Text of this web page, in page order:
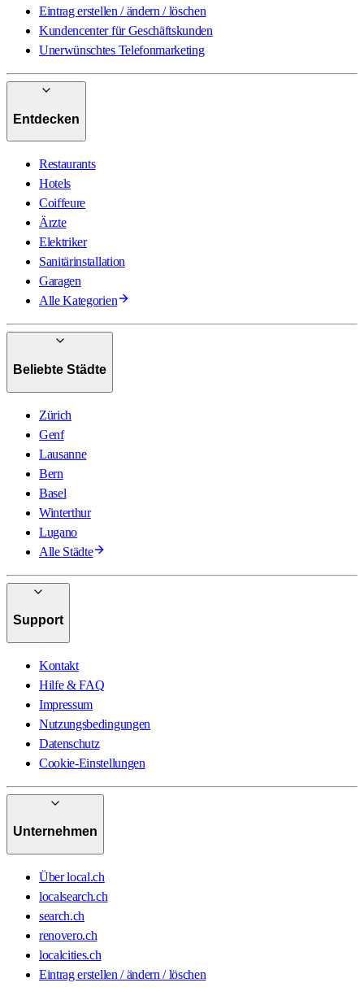
Eintrag erstellen / ändern / löschen
Kundencenter für Geschäftskunden
Unerwünschtes Telefonmarketing
Entdecken
Restaurants
Hotels
Coiffeure
Ärzte
Elektriker
Sanitärinstallation
Garagen
Alle Kategorien
Beliebte Städte
Zürich
Genf
Lausanne
Bern
Basel
Winterthur
Lugano
Alle Städte
Support
Kontakt
Hilfe & FAQ
Impressum
Nutzungsbedingungen
Datenschutz
Cookie-Einstellungen
Unternehmen
Über local.ch
localsearch.ch
search.ch
renovero.ch
localcities.ch
Eintrag erstellen / ändern / löschen